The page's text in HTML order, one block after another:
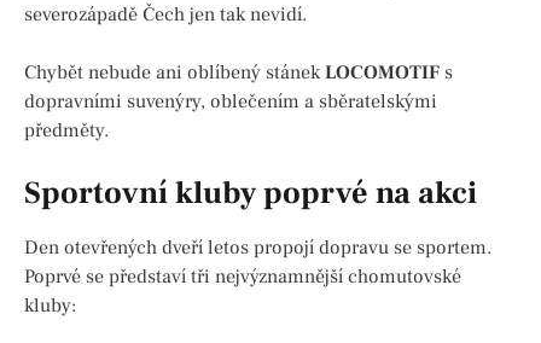
severozápadě Čech jen tak nevidí.
Chybět nebude ani oblíbený stánekLOCOMOTIF s
dopravními suvenýry, oblečením a sběratelskými
předměty.
Sportovní kluby poprvé na akci
Den otevřených dveří letos propojí dopravu se sportem.
Poprvé se představí tři nejvýznamnější chomutovské
kluby: